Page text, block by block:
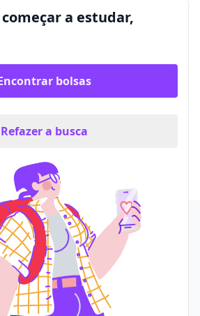
a estudar,
bolsas
Refazer a busca